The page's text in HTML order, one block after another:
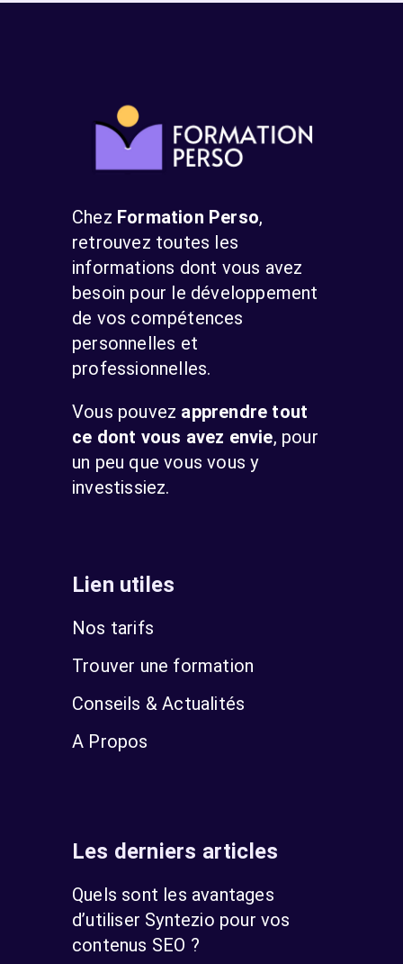
Chez Formation Perso,
retrouvez toutes les
informations dont vous avez
besoin pour le développement
de vos compétences
personnelles et
professionnelles.
Vous pouvez apprendre tout
ce dont vous avez envie, pour
un peu que vous vous y
investissiez.
Lien utiles
Nos tarifs
Trouver une formation
Conseils & Actualités
A Propos
Les derniers articles
Quels sont les avantages
d’utiliser Syntezio pour vos
contenus SEO ?